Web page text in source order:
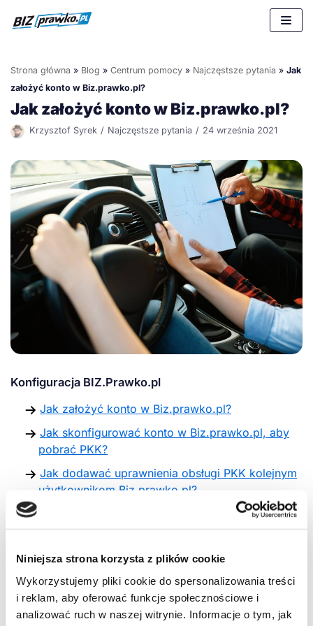
Niniejsza strona korzysta z plików cookie
Wykorzystujemy pliki cookie do spersonalizowania treści
i reklam, aby oferować funkcje społecznościowe i
analizować ruch w naszej witrynie. Informacje o tym, jak
Przejdź
do
Strona główna » Blog » Centrum pomocy » Najczęstsze pytania » Jak
założyć konto w Biz.prawko.pl?
Jak założyć konto w Biz.prawko.pl?
Krzysztof Syrek Najczęstsze pytania 24 września 2021
Konfiguracja BIZ.Prawko.pl
Jak założyć konto w Biz.prawko.pl?
Jak skonfigurować konto w Biz.prawko.pl, aby
pobrać PKK?
Jak dodawać uprawnienia obsługi PKK kolejnym
użytkownikom Biz.prawko.pl?
Jak zarejestrować kursanta i pobrać PKK w
Biz.prawko.pl
Jak pobrać PKK do kursanta już
Jak pobrać kolejne PKK w Biz.prawko.pl?
Jak zwrócić i zaktualizować PKK?